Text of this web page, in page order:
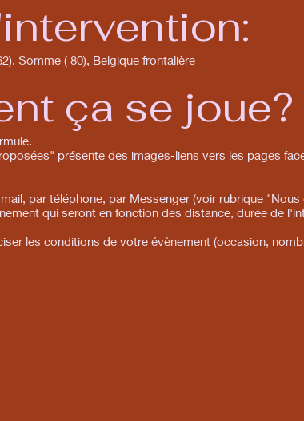
Somme ( 80), Belgique frontalière
ça se joue?
présente des images-liens vers les pages
par téléphone, par Messenger (voir rubrique
qui seront en fonction des distance, durée de
les conditions de votre évènement (occasion,